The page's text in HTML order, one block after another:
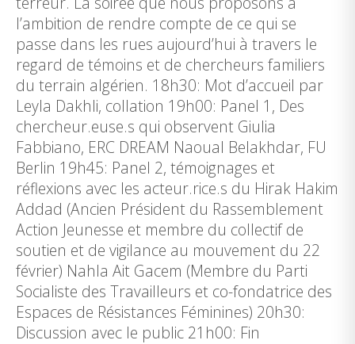
l’ambition de rendre compte de ce qui se
passe dans les rues aujourd’hui à travers le
regard de témoins et de chercheurs familiers
du terrain algérien. 18h30: Mot d’accueil par
Leyla Dakhli, collation 19h00: Panel 1, Des
chercheur.euse.s qui observent Giulia
Fabbiano, ERC DREAM Naoual Belakhdar, FU
Berlin 19h45: Panel 2, témoignages et
réflexions avec les acteur.rice.s du Hirak Hakim
Addad (Ancien Président du Rassemblement
Action Jeunesse et membre du collectif de
soutien et de vigilance au mouvement du 22
février) Nahla Ait Gacem (Membre du Parti
Socialiste des Travailleurs et co-fondatrice des
Espaces de Résistances Féminines) 20h30:
Discussion avec le public 21h00: Fin